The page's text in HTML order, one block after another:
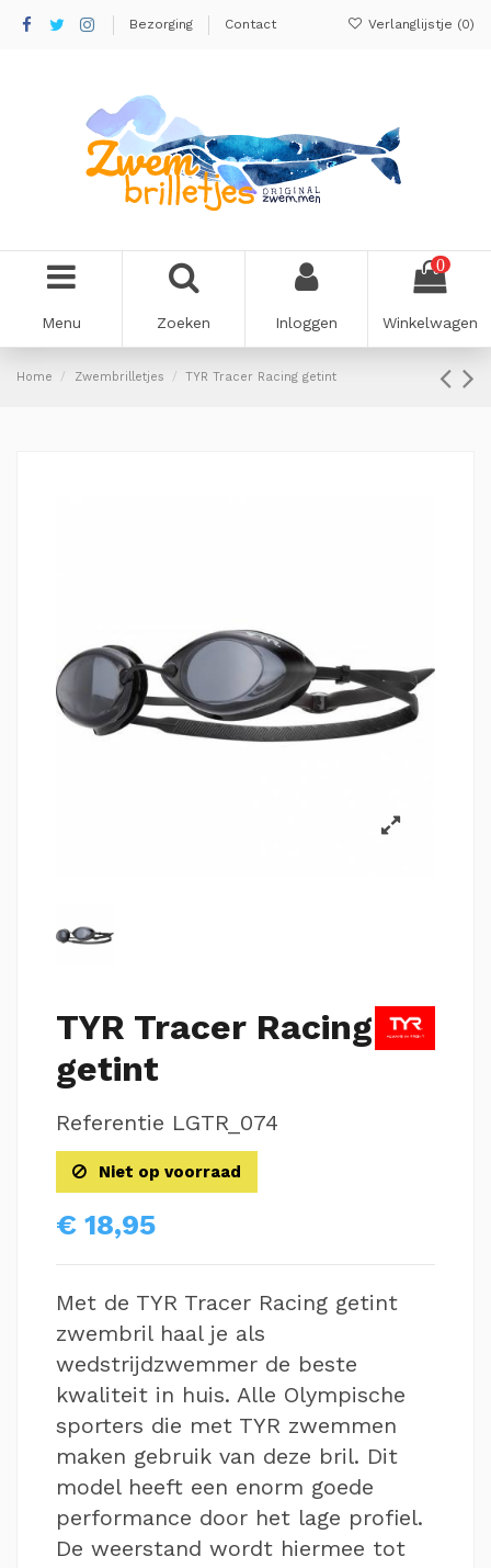
Bezorging Contact Verlanglijstje (0)
Menu Zoeken Inloggen
0
Winkelwagen
Home Zwembrilletjes TYR Tracer Racing getint
TYR Tracer Racing
getint
Referentie LGTR_074
Niet op voorraad
€ 18,95
Met de TYR Tracer Racing getint
zwembril haal je als
wedstrijdzwemmer de beste
kwaliteit in huis. Alle Olympische
sporters die met TYR zwemmen
maken gebruik van deze bril. Dit
model heeft een enorm goede
performance door het lage profiel.
De weerstand wordt hiermee tot